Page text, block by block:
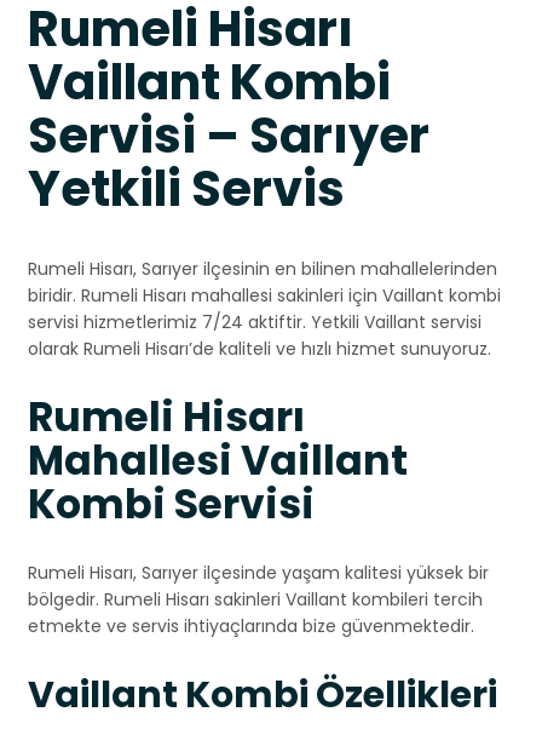
Rumeli Hisarı
Vaillant Kombi
Servisi – Sarıyer
Yetkili Servis
Rumeli Hisarı, Sarıyer ilçesinin en bilinen mahallelerinden
biridir. Rumeli Hisarı mahallesi sakinleri için Vaillant kombi
servisi hizmetlerimiz 7/24 aktiftir. Yetkili Vaillant servisi
olarak Rumeli Hisarı’de kaliteli ve hızlı hizmet sunuyoruz.
Rumeli Hisarı
Mahallesi Vaillant
Kombi Servisi
Rumeli Hisarı, Sarıyer ilçesinde yaşam kalitesi yüksek bir
bölgedir. Rumeli Hisarı sakinleri Vaillant kombileri tercih
etmekte ve servis ihtiyaçlarında bize güvenmektedir.
Vaillant Kombi Özellikleri